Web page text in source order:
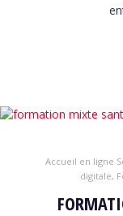
Accueil en ligne
digitale,